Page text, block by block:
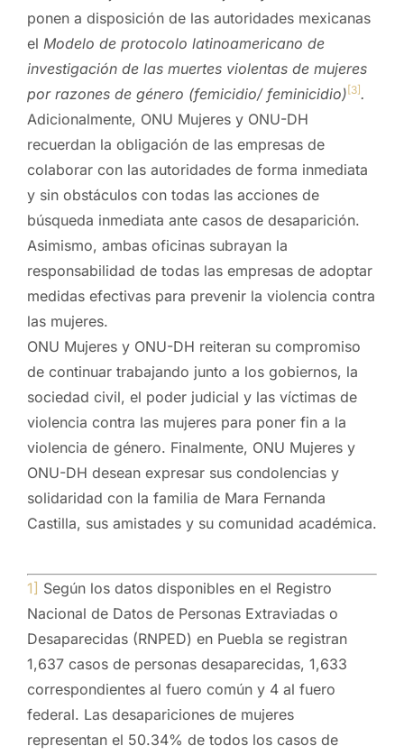
ponen a disposición de las autoridades mexicanas
el Modelo de protocolo latinoamericano de
investigación de las muertes violentas de mujeres
por razones de género (femicidio/ feminicidio)[3].
Adicionalmente, ONU Mujeres y ONU-DH
recuerdan la obligación de las empresas de
colaborar con las autoridades de forma inmediata
y sin obstáculos con todas las acciones de
búsqueda inmediata ante casos de desaparición.
Asimismo, ambas oficinas subrayan la
responsabilidad de todas las empresas de adoptar
medidas efectivas para prevenir la violencia contra
las mujeres.
ONU Mujeres y ONU-DH reiteran su compromiso
de continuar trabajando junto a los gobiernos, la
sociedad civil, el poder judicial y las víctimas de
violencia contra las mujeres para poner fin a la
violencia de género. Finalmente, ONU Mujeres y
ONU-DH desean expresar sus condolencias y
solidaridad con la familia de Mara Fernanda
Castilla, sus amistades y su comunidad académica.
1] Según los datos disponibles en el Registro
Nacional de Datos de Personas Extraviadas o
Desaparecidas (RNPED) en Puebla se registran
1,637 casos de personas desaparecidas, 1,633
correspondientes al fuero común y 4 al fuero
federal. Las desapariciones de mujeres
representan el 50.34% de todos los casos de